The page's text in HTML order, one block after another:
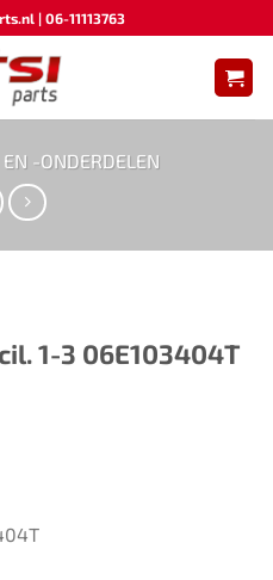
| 06-11113763
-ONDERDELEN
1-3 06E103404T